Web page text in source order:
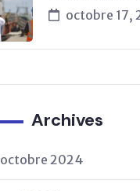
octobre 17,
Archives
octobre 2024